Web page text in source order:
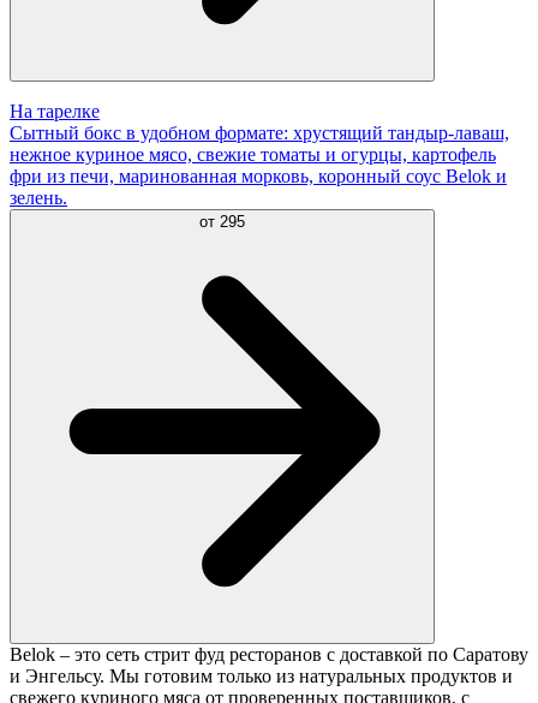
На тарелке
Сытный бокс в удобном формате: хрустящий тандыр-лаваш,
нежное куриное мясо, свежие томаты и огурцы, картофель
фри из печи, маринованная морковь, коронный соус Belok и
зелень.
от 295
Belok – это сеть стрит фуд ресторанов с доставкой по Саратову
и Энгельсу. Мы готовим только из натуральных продуктов и
свежего куриного мяса от проверенных поставщиков, с